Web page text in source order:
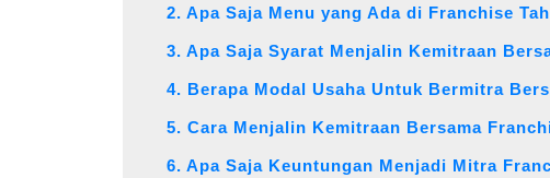
2. Apa Saja Menu yang Ada di Franchise
3. Apa Saja Syarat Menjalin Kemitraan
4. Berapa Modal Usaha Untuk Bermitra
5. Cara Menjalin Kemitraan Bersama
6. Apa Saja Keuntungan Menjadi Mitra